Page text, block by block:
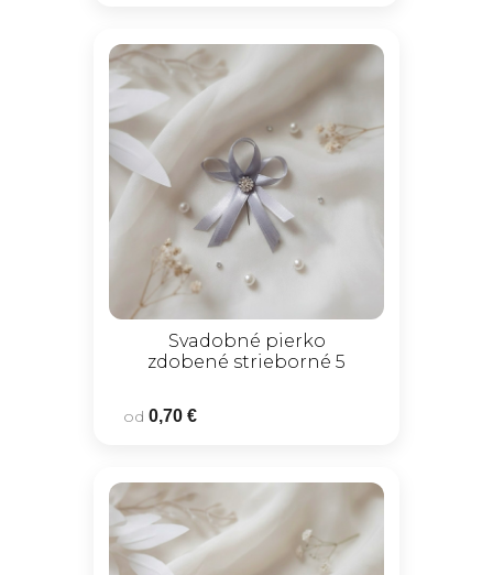
Svadobné pierko
zdobené strieborné 5
od 0,70 €